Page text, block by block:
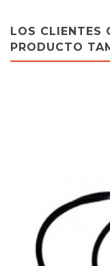
LOS CLIENTES
PRODUCTO